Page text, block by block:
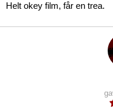
Helt okey film, får en trea.